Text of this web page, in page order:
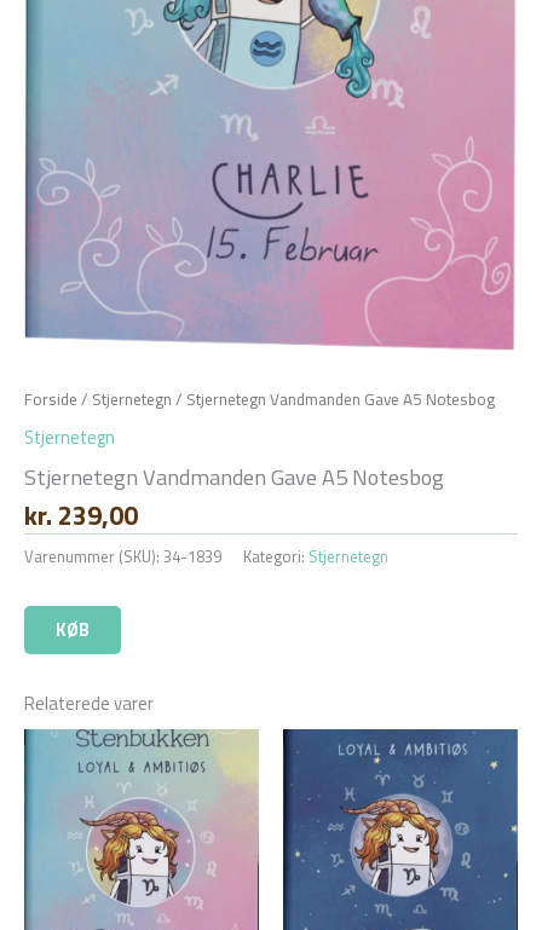
Forside / Stjernetegn / Stjernetegn Vandmanden Gave A5 Notesbog
Stjernetegn
Stjernetegn Vandmanden Gave A5 Notesbog
kr. 239,00
Varenummer (SKU): 34-1839 Kategori: Stjernetegn
KØB
Relaterede varer